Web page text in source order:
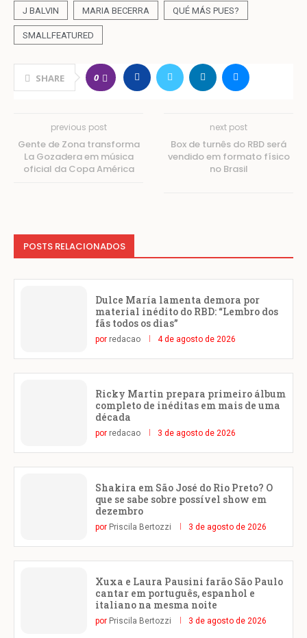
J BALVIN MARIA BECERRA QUÉ MÁS PUES?
SMALLFEATURED
SHARE 0
previous post
Gente de Zona transforma
La Gozadera em música
oficial da Copa América
next post
Box de turnês do RBD será
vendido em formato físico
no Brasil
POSTS RELACIONADOS
Dulce María lamenta demora por
material inédito do RBD: “Lembro dos
fãs todos os dias”
por redacao 4 de agosto de 2026
Ricky Martin prepara primeiro álbum
completo de inéditas em mais de uma
década
por redacao 3 de agosto de 2026
Shakira em São José do Rio Preto? O
que se sabe sobre possível show em
dezembro
por Priscila Bertozzi 3 de agosto de 2026
Xuxa e Laura Pausini farão São Paulo
cantar em português, espanhol e
italiano na mesma noite
por Priscila Bertozzi 3 de agosto de 2026